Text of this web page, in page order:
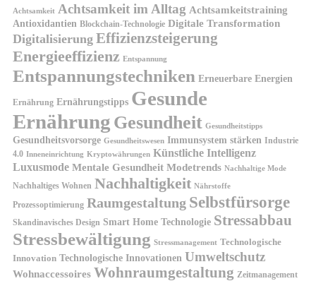
Achtsamkeit Achtsamkeit im Alltag Achtsamkeitstraining
Antioxidantien Blockchain-Technologie Digitale Transformation
Digitalisierung Effizienzsteigerung
Energieeffizienz Entspannung
Entspannungstechniken Erneuerbare Energien
Ernährung Ernährungstipps Gesunde
Ernährung Gesundheit Gesundheitstipps
Gesundheitsvorsorge Gesundheitswesen Immunsystem stärken Industrie
4.0 Inneneinrichtung Kryptowährungen Künstliche Intelligenz
Luxusmode Mentale Gesundheit Modetrends Nachhaltige Mode
Nachhaltiges Wohnen Nachhaltigkeit Nährstoffe
Prozessoptimierung Raumgestaltung Selbstfürsorge
Skandinavisches Design Smart Home Technologie Stressabbau
Stressbewältigung Stressmanagement Technologische
Innovation Technologische Innovationen Umweltschutz
Wohnaccessoires Wohnraumgestaltung Zeitmanagement